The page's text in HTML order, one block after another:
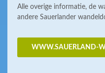
Alle overige informatie, de
andere Sauerlander
WWW.SAUERLAND-